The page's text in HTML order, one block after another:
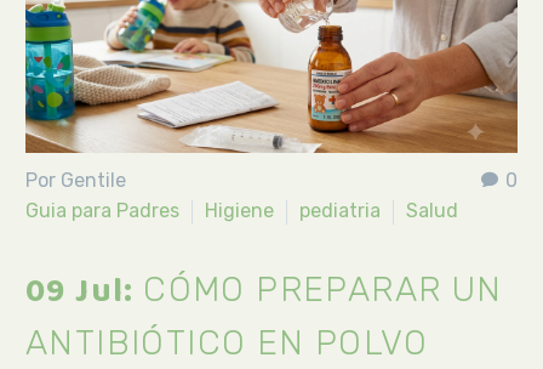
0
Por Gentile
Guia para Padres
Higiene pediatria Salud
09 Jul: CÓMO PREPARAR UN
ANTIBIÓTICO EN POLVO